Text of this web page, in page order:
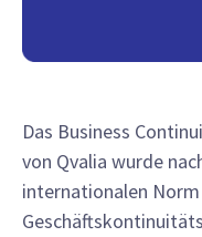
Das Business
von Qvalia wurde
internationalen